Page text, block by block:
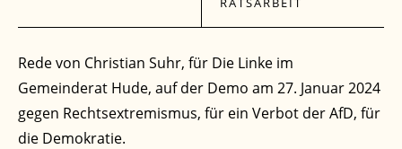
Rede von Christian Suhr, für Die Linke im
Gemeinderat Hude, auf der Demo am 27. Januar 2024
gegen Rechtsextremismus, für ein Verbot der AfD, für
die Demokratie.